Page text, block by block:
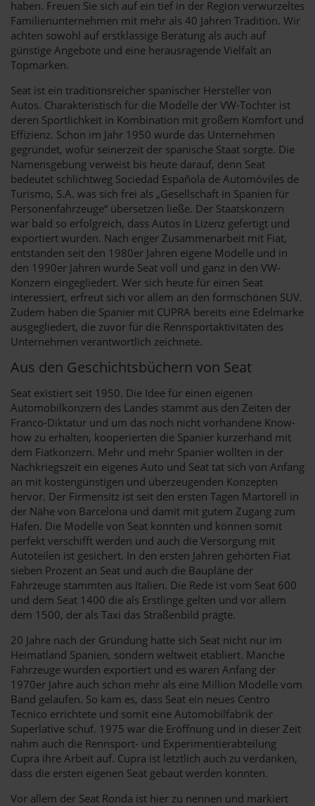
haben. Freuen Sie sich auf ein tief in der Region verwurzeltes
Familienunternehmen mit mehr als 40 Jahren Tradition. Wir
achten sowohl auf erstklassige Beratung als auch auf
günstige Angebote und eine herausragende Vielfalt an
Topmarken.
Seat ist ein traditionsreicher spanischer Hersteller von
Autos. Charakteristisch für die Modelle der VW-Tochter ist
deren Sportlichkeit in Kombination mit großem Komfort und
Effizienz. Schon im Jahr 1950 wurde das Unternehmen
gegründet, wofür seinerzeit der spanische Staat sorgte. Die
Namensgebung verweist bis heute darauf, denn Seat
bedeutet schlichtweg Sociedad Española de Automóviles de
Turismo, S.A. was sich frei als „Gesellschaft in Spanien für
Personenfahrzeuge“ übersetzen ließe. Der Staatskonzern
war bald so erfolgreich, dass Autos in Lizenz gefertigt und
exportiert wurden. Nach enger Zusammenarbeit mit Fiat,
entstanden seit den 1980er Jahren eigene Modelle und in
den 1990er Jahren wurde Seat voll und ganz in den VW-
Konzern eingegliedert. Wer sich heute für einen Seat
interessiert, erfreut sich vor allem an den formschönen SUV.
Zudem haben die Spanier mit CUPRA bereits eine Edelmarke
ausgegliedert, die zuvor für die Rennsportaktivitäten des
Unternehmen verantwortlich zeichnete.
Aus den Geschichtsbüchern von Seat
Seat existiert seit 1950. Die Idee für einen eigenen
Automobilkonzern des Landes stammt aus den Zeiten der
Franco-Diktatur und um das noch nicht vorhandene Know-
how zu erhalten, kooperierten die Spanier kurzerhand mit
dem Fiatkonzern. Mehr und mehr Spanier wollten in der
Nachkriegszeit ein eigenes Auto und Seat tat sich von Anfang
an mit kostengünstigen und überzeugenden Konzepten
hervor. Der Firmensitz ist seit den ersten Tagen Martorell in
der Nähe von Barcelona und damit mit gutem Zugang zum
Hafen. Die Modelle von Seat konnten und können somit
perfekt verschifft werden und auch die Versorgung mit
Autoteilen ist gesichert. In den ersten Jahren gehörten Fiat
sieben Prozent an Seat und auch die Baupläne der
Fahrzeuge stammten aus Italien. Die Rede ist vom Seat 600
und dem Seat 1400 die als Erstlinge gelten und vor allem
dem 1500, der als Taxi das Straßenbild prägte.
20 Jahre nach der Gründung hatte sich Seat nicht nur im
Heimatland Spanien, sondern weltweit etabliert. Manche
Fahrzeuge wurden exportiert und es waren Anfang der
1970er Jahre auch schon mehr als eine Million Modelle vom
Band gelaufen. So kam es, dass Seat ein neues Centro
Tecnico errichtete und somit eine Automobilfabrik der
Superlative schuf. 1975 war die Eröffnung und in dieser Zeit
nahm auch die Rennsport- und Experimentierabteilung
Cupra ihre Arbeit auf. Cupra ist letztlich auch zu verdanken,
dass die ersten eigenen Seat gebaut werden konnten.
Vor allem der Seat Ronda ist hier zu nennen und markiert